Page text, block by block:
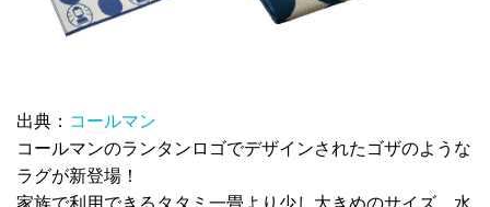
出典： コールマン
コールマンのランタンロゴでデザインされたゴザのような
ラグが新登場！